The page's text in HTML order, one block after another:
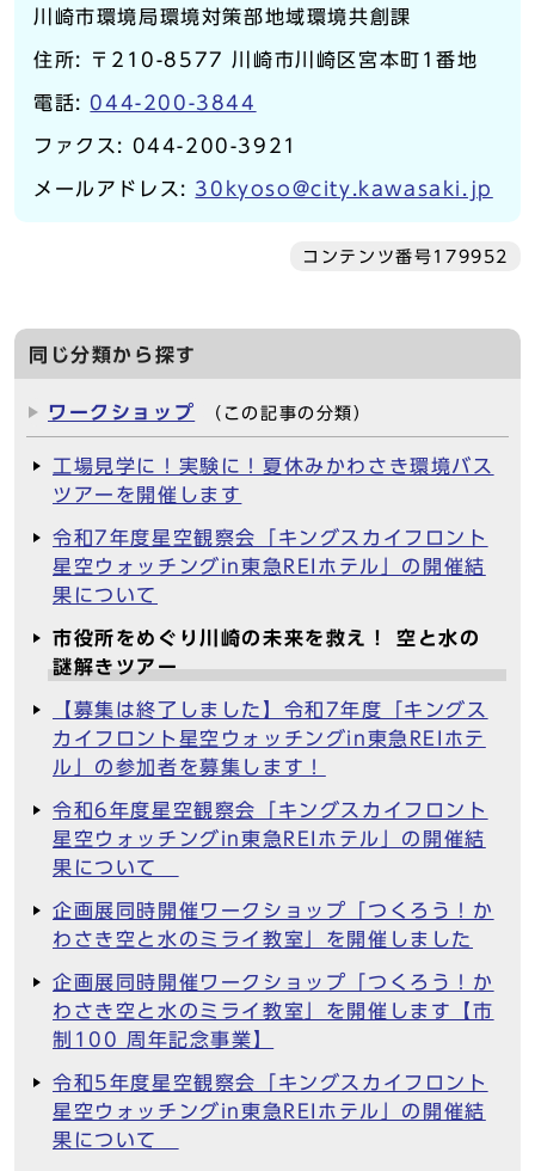
川崎市環境局環境対策部地域環境共創課
住所: 〒210-8577 川崎市川崎区宮本町1番地
電話: 044-200-3844
ファクス: 044-200-3921
メールアドレス: 30kyoso@city.kawasaki.jp
コンテンツ番号179952
同じ分類から探す
ワークショップ （この記事の分類）
工場見学に！実験に！夏休みかわさき環境バス
ツアーを開催します
令和7年度星空観察会「キングスカイフロント
星空ウォッチングin東急REIホテル」の開催結
果について
市役所をめぐり川崎の未来を救え！ 空と水の
謎解きツアー
【募集は終了しました】令和7年度「キングス
カイフロント星空ウォッチングin東急REIホテ
ル」の参加者を募集します！
令和6年度星空観察会「キングスカイフロント
星空ウォッチングin東急REIホテル」の開催結
果について
企画展同時開催ワークショップ「つくろう！か
わさき空と水のミライ教室」を開催しました
企画展同時開催ワークショップ「つくろう！か
わさき空と水のミライ教室」を開催します【市
制100 周年記念事業】
令和5年度星空観察会「キングスカイフロント
星空ウォッチングin東急REIホテル」の開催結
果について